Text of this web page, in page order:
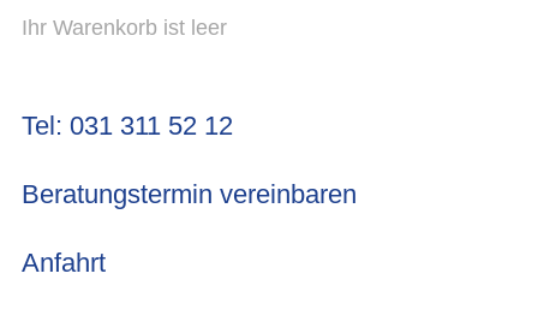
Ihr Warenkorb ist leer
Tel: 031 311 52 12
Beratungstermin vereinbaren
Anfahrt